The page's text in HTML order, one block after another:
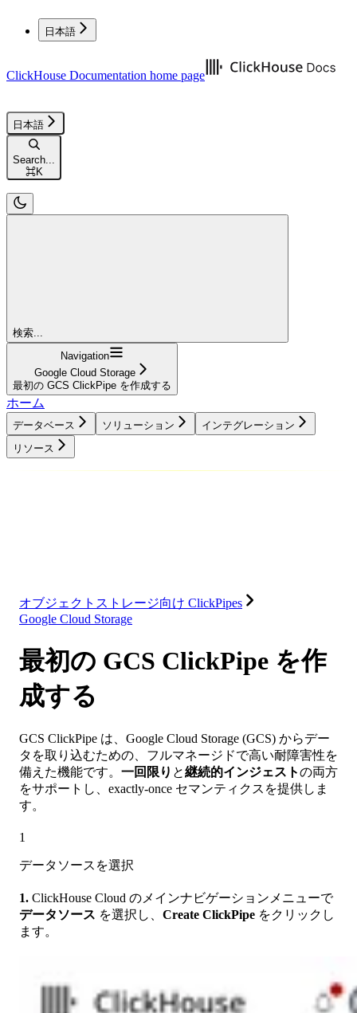
日本語
ClickHouse Documentation home page
日本語
Search...
⌘K
検索...
Navigation
Google Cloud Storage
最初の GCS ClickPipe を作成する
ホーム
データベース ソリューション
インテグレーション
リソース
オブジェクトストレージ向け ClickPipes
Google Cloud Storage
最初の GCS ClickPipe を作
成する
GCS ClickPipe は、Google Cloud Storage (GCS) からデー
タを取り込むための、フルマネージドで高い耐障害性を
備えた機能です。 一回限り と継続的インジェストの両方
をサポートし、exactly-once セマンティクスを提供しま
す。
1
データソースを選択
1. ClickHouse Cloud のメインナビゲーションメニューで
データソース を選択し、 Create ClickPipe をクリックし
ます。